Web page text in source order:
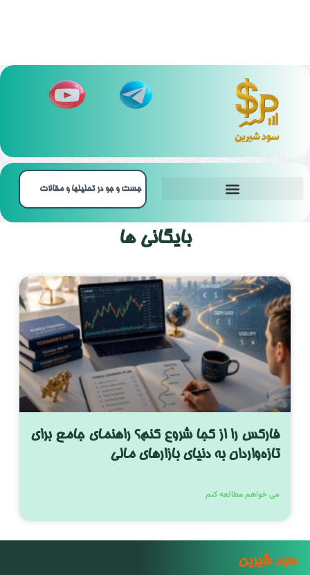
بایگانی ها
فارکس را از کجا شروع کنم؟ راهنمای جامع برای
تازه‌واردان به دنیای بازارهای مالی
می خواهم مطالعه کنم
سود شیرین